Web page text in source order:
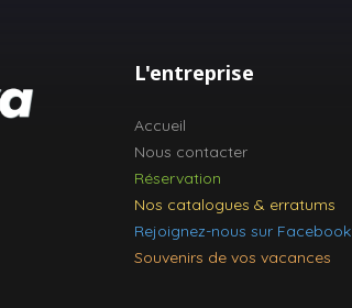
L'entreprise
Accueil
Nous contacter
Réservation
Nos catalogues & erratums
Rejoignez-nous sur Facebook
Souvenirs de vos vacances